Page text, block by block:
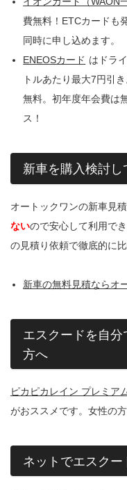
費無料！ETCカードも
同時に申し込めます。
ENEOSカード はドラ
トルあたり最大7円引
無料。初年度年会費は
ス！
新車を購入検討し
オートックワンの新車見積
ないので安心して利用で
の見積り依頼で徹底的に比
新車の無料見積ならオ
エスクードを自
方へ
ピカピカレイン プレミア
がおススメです。女性の
ネットでエスク